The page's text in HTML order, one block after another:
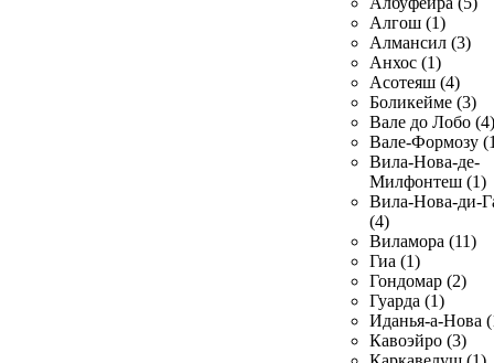
Алгош (1)
Алмансил (3)
Анхос (1)
Асотеяш (4)
Боликейме (3)
Вале до Лобо (4)
Вале-Формозу
Вила-Нова-де-
Милфонтеш (1)
Вила-Нова-ди-
(4)
Виламора (11)
Гиа (1)
Гондомар (2)
Гуарда (1)
Иданья-а-Нова
Кавоэйро (3)